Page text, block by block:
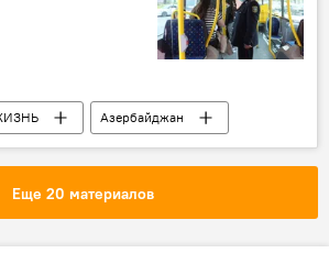
Азербайджан
маски
агентство (БТА)
Еще 20 материалов